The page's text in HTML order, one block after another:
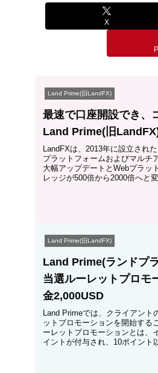
X
Land Prime(旧LandFX)
最速で口座開設でき、
Land Prime(旧
LandFXは、2013年に設立され
プラットフォームおよびマルチ
大幅アップデートとWebプラッ
レッジが500倍から2000倍へと
Land Prime(旧LandFX)
Land Prime(ランドプ
当選ルーレットプロモ
金2,000USD
Land Primeでは、クライアント
ットプロモーションを開始する
ーレットプロモーションとは、
イントが付与され、10ポイント
ットプロモーションと利用規